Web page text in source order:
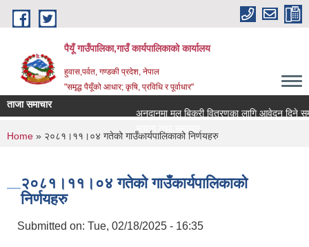
Skip to main content
पैयूँ गाउँपालिका,गाउँ कार्यपालिकाको कार्यालय
हुवास,पर्वत, गण्डकी प्रदेश, नेपाल
"समृद्ध पैयूँको आधार; कृषि, प्रविधि र पूर्वाधार"
ताजा समाचार
अनुदानमा मल बिक्री वितरणका लागि आवेदन दिने
सूचना तथा समाचार
You are here
Home » २०८१।११।०४ गतेको गाउँकार्यपालिकाको निर्णयहरु
२०८१।११।०४ गतेको गाउँकार्यपालिकाको
निर्णयहरु
Submitted on: Tue, 02/18/2025 - 16:35